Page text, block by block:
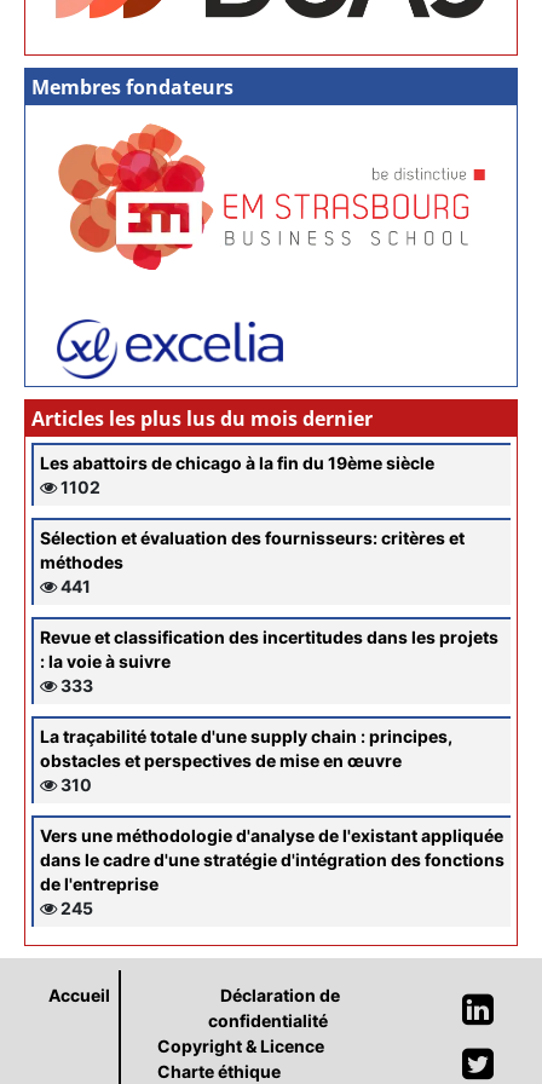
Membres fondateurs
Articles les plus lus du mois dernier
Les abattoirs de chicago à la fin du 19ème siècle
1102
Sélection et évaluation des fournisseurs: critères et
méthodes
441
Revue et classification des incertitudes dans les projets
: la voie à suivre
333
La traçabilité totale d'une supply chain : principes,
obstacles et perspectives de mise en œuvre
310
Vers une méthodologie d'analyse de l'existant appliquée
dans le cadre d'une stratégie d'intégration des fonctions
de l'entreprise
245
Accueil
Déclaration de
confidentialité
Copyright & Licence
Charte éthique